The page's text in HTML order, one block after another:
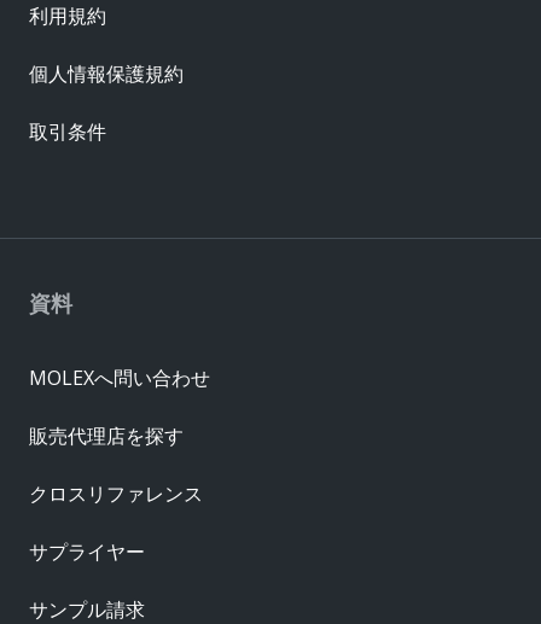
資料
MOLEXへ問い合わせ
販売代理店を探す
クロスリファレンス
サプライヤー
サンプル請求
利用規約
個人情報保護規約
取引条件